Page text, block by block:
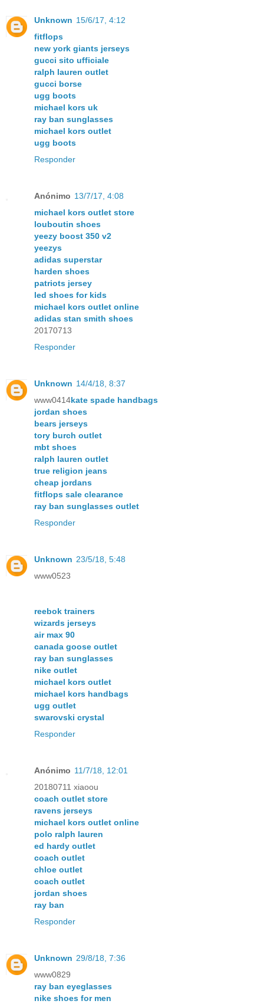
Unknown 15/6/17, 4:12
fitflops
new york giants jerseys
gucci sito ufficiale
ralph lauren outlet
gucci borse
ugg boots
michael kors uk
ray ban sunglasses
michael kors outlet
ugg boots
Responder
Anónimo 13/7/17, 4:08
michael kors outlet store
louboutin shoes
yeezy boost 350 v2
yeezys
adidas superstar
harden shoes
patriots jersey
led shoes for kids
michael kors outlet online
adidas stan smith shoes
20170713
Responder
Unknown 14/4/18, 8:37
www0414kate spade handbags
jordan shoes
bears jerseys
tory burch outlet
mbt shoes
ralph lauren outlet
true religion jeans
cheap jordans
fitflops sale clearance
ray ban sunglasses outlet
Responder
Unknown 23/5/18, 5:48
www0523
reebok trainers
wizards jerseys
air max 90
canada goose outlet
ray ban sunglasses
nike outlet
michael kors outlet
michael kors handbags
ugg outlet
swarovski crystal
Responder
Anónimo 11/7/18, 12:01
20180711 xiaoou
coach outlet store
ravens jerseys
michael kors outlet online
polo ralph lauren
ed hardy outlet
coach outlet
chloe outlet
coach outlet
jordan shoes
ray ban
Responder
Unknown 29/8/18, 7:36
www0829
ray ban eyeglasses
nike shoes for men